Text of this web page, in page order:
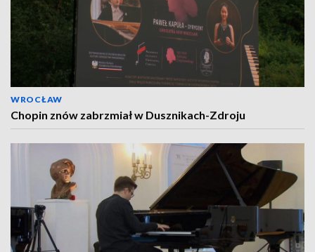
WROCŁAW
Chopin znów zabrzmiał w Dusznikach-Zdroju